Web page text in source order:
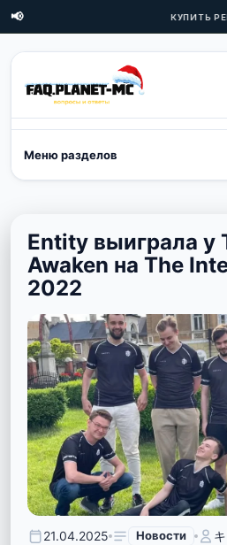
📢 КУПИТЬ
Меню разделов
Entity выиграла у
Awaken на The
2022
21.04.2025 Новости